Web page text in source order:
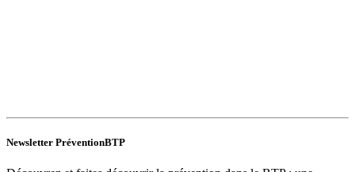
Newsletter PréventionBTP